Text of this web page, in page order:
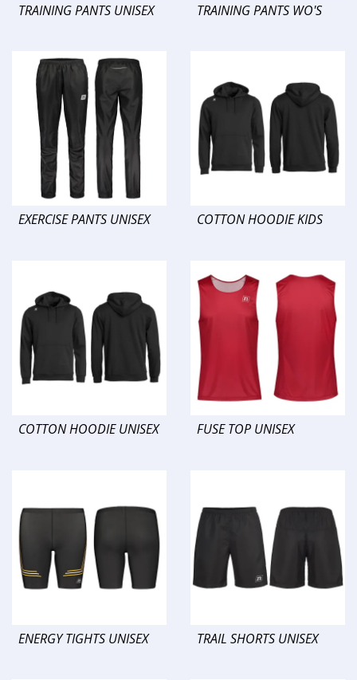
TRAINING PANTS UNISEX TRAINING PANTS WO'S
EXERCISE PANTS UNISEX COTTON HOODIE KIDS
COTTON HOODIE UNISEX FUSE TOP UNISEX
ENERGY TIGHTS UNISEX TRAIL SHORTS UNISEX